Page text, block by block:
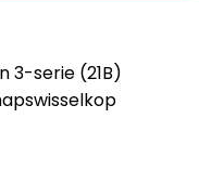
3-serie (21B)